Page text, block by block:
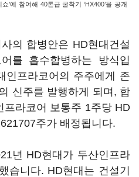
’에 참여해 40톤급 굴착기 ‘HX400’을 공개
의 합병안은 HD현대건설
를 흡수합병하는 방식입
인프라코어의 주주에게 존
신주를 발행하게 되며, 합
프라코어 보통주 1주당 HD
주가 배정됩니다.
년 HD현대가 두산인프라
습니다. HD현대는 건설기